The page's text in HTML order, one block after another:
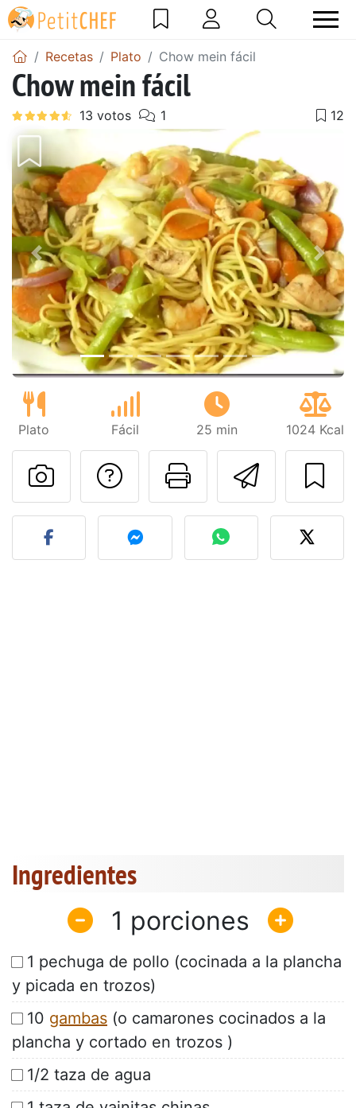
Recetas Plato Chow mein fácil
Chow mein fácil
Anterior
Plato Fácil 25 min 1024 Kcal
Imprimir
Preguntar al autor
Publicar la foto de esta
Ingredientes
1
1 pechuga de pollo (cocinada a la plancha
y picada en trozos)
10 gambas (o camarones cocinados a la
plancha y cortado en trozos )
1/2 taza de agua